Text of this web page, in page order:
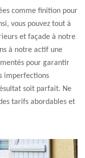
comme finition pour
vous pouvez tout à
et façade à notre
à notre actif une
pour garantir
imperfections
soit parfait. Ne
tarifs abordables et